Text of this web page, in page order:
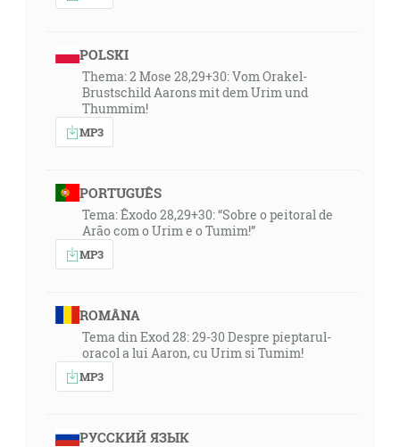
POLSKI
Thema: 2 Mose 28,29+30: Vom Orakel-
Brustschild Aarons mit dem Urim und
Thummim!
MP3
PORTUGUÊS
Tema: Êxodo 28,29+30: “Sobre o peitoral de
Arão com o Urim e o Tumim!”
MP3
ROMÂNA
Tema din Exod 28: 29-30 Despre pieptarul-
oracol a lui Aaron, cu Urim si Tumim!
MP3
РУССКИЙ ЯЗЫК